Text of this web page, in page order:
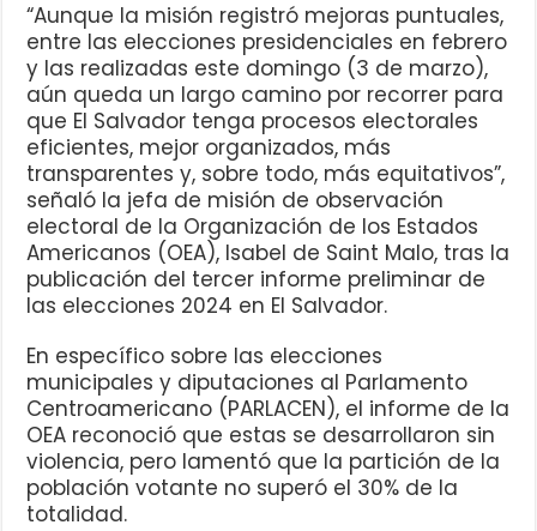
“Aunque la misión registró mejoras puntuales,
entre las elecciones presidenciales en febrero
y las realizadas este domingo (3 de marzo),
aún queda un largo camino por recorrer para
que El Salvador tenga procesos electorales
eficientes, mejor organizados, más
transparentes y, sobre todo, más equitativos”,
señaló la jefa de misión de observación
electoral de la Organización de los Estados
Americanos (OEA), Isabel de Saint Malo, tras la
publicación del tercer informe preliminar de
las elecciones 2024 en El Salvador.
En específico sobre las elecciones
municipales y diputaciones al Parlamento
Centroamericano (PARLACEN), el informe de la
OEA reconoció que estas se desarrollaron sin
violencia, pero lamentó que la partición de la
población votante no superó el 30% de la
totalidad.